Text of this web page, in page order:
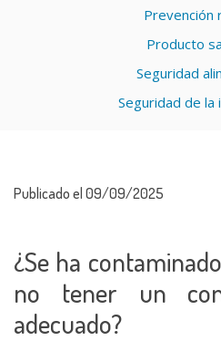
Prevención
Producto
Seguridad
Seguridad de la
Publicado el 09/09/2025
¿Se ha
no tener un
adecuado?